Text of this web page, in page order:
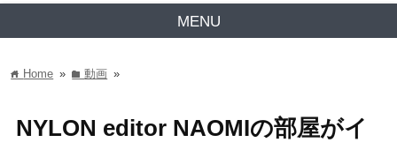
MENU
home Home » folder動画 »
NYLON editor NAOMIの部屋がイ